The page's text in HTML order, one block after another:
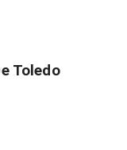
Toledo